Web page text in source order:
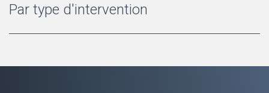
Par type d'intervention